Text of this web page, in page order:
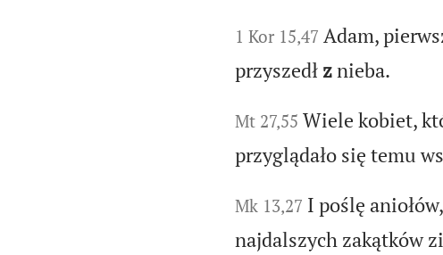
1 Kor 15,47 Adam,
przyszedł znieba.
Mt 27,55 Wiele kobiet,
przyglądało się temu
Mk 13,27 I poślę
najdalszych zakątków